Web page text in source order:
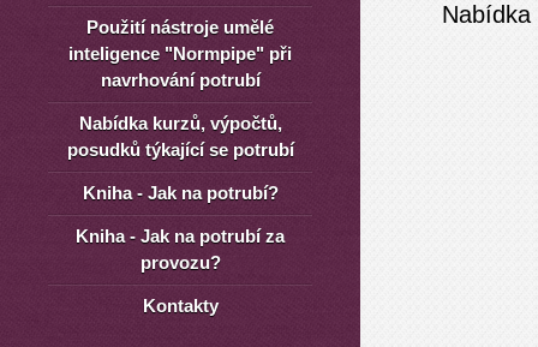
Nabídka
Použití nástroje umělé
inteligence "Normpipe" při
navrhování potrubí
Nabídka kurzů, výpočtů,
posudků týkající se potrubí
Kniha - Jak na potrubí?
Kniha - Jak na potrubí za
provozu?
Kontakty